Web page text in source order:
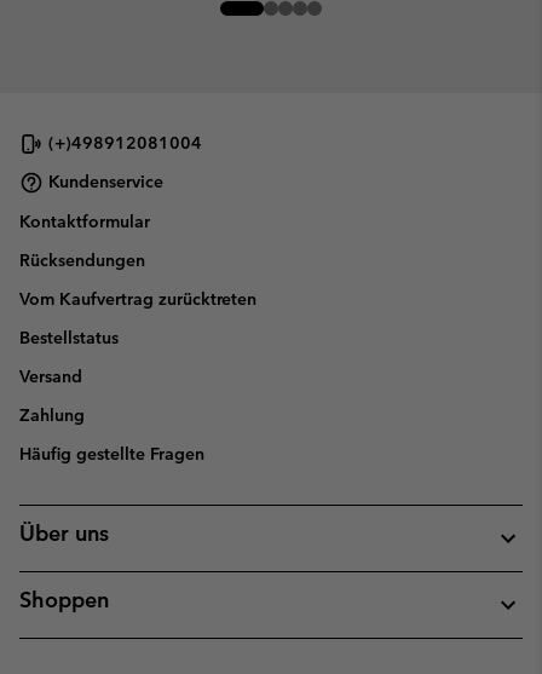
(+)498912081004
Kundenservice
Kontaktformular
Rücksendungen
Vom Kaufvertrag zurücktreten
Bestellstatus
Versand
Zahlung
Häufig gestellte Fragen
Über uns
Shoppen